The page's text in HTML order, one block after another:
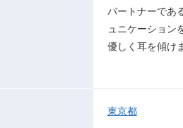
パートナーであ
ュニケーション
優しく耳を傾け
東京都